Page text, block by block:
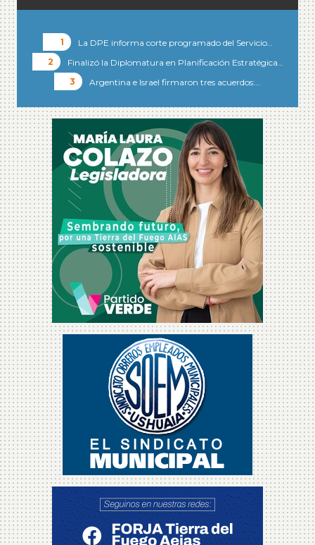
La DPE informa corte programado del Servicio…
Finalizó la Diplomatura en Planificación Estratégica…
Argentina e Israel firmaron tres acuerdos:…